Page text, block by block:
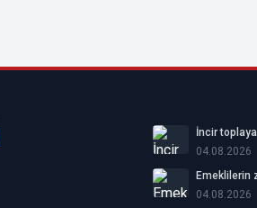
İncir
04.08.2026
Emeklilerin
04.08.2026